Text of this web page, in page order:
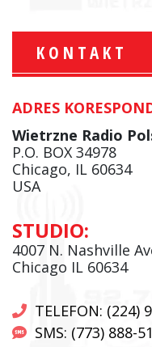
KONTAKT
ADRES
Wietrzne Radio
P.O. BOX 34978
Chicago, IL 60634
USA
STUDIO:
4007 N. Nashville
Chicago IL 60634
TELEFON: (224)
SMS: (773) 888-